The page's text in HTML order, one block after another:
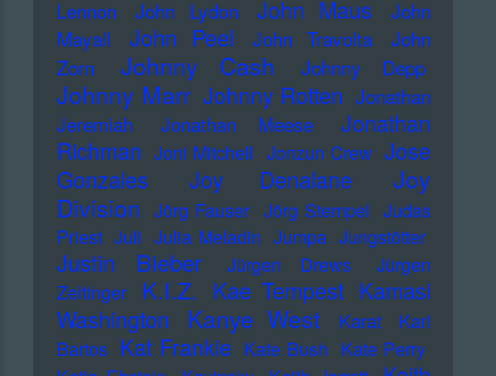
Lennon
John Lydon John Maus
John
Mayall
John Peel John Travolta
John
Zorn
Johnny Cash Johnny Depp
Johnny Marr Johnny Rotten Jonathan
Jeremiah
Jonathan Meese
Jonathan
Richman Joni Mitchell Jonzun Crew Jose
Gonzales
Joy Denalane
Joy
Division Jörg Fauser Jörg Stempel Judas
Priest Juli Julia Meladin Jumpa Jungstötter
Justin Bieber Jürgen Drews
Jürgen
Zeltinger
K.I.Z. Kae Tempest Kamasi
Washington
Kanye West Karat
Karl
Bartos Kat Frankie Kate Bush Kate Perry